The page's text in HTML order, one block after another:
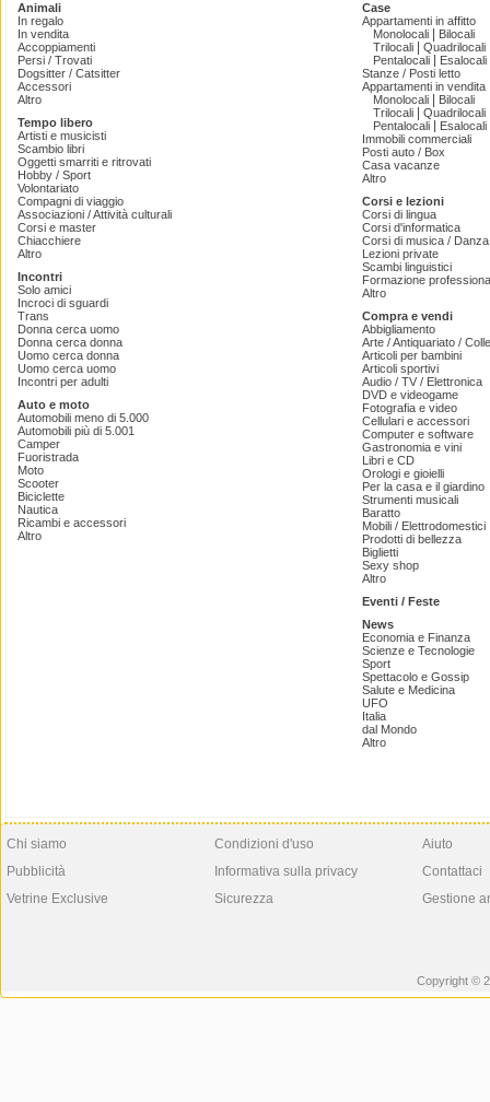
Animali
In regalo
In vendita
Accoppiamenti
Persi / Trovati
Dogsitter / Catsitter
Accessori
Altro
Tempo libero
Artisti e musicisti
Scambio libri
Oggetti smarriti e ritrovati
Hobby / Sport
Volontariato
Compagni di viaggio
Associazioni / Attività culturali
Corsi e master
Chiacchiere
Altro
Incontri
Solo amici
Incroci di sguardi
Trans
Donna cerca uomo
Donna cerca donna
Uomo cerca donna
Uomo cerca uomo
Incontri per adulti
Auto e moto
Automobili meno di 5.000
Automobili più di 5.001
Camper
Fuoristrada
Moto
Scooter
Biciclette
Nautica
Ricambi e accessori
Altro
Case
Appartamenti in affitto
Monolocali
Bilocali
Trilocali
Quadrilocali
Pentalocali
Esalocali
Stanze / Posti letto
Appartamenti in vendita
Monolocali
Bilocali
Trilocali
Quadrilocali
Pentalocali
Esalocali
Immobili commerciali
Posti auto / Box
Casa vacanze
Altro
Corsi e lezioni
Corsi di lingua
Corsi d'informatica
Corsi di musica /
Lezioni private
Scambi linguistici
Formazione
Altro
Compra e vendi
Abbigliamento
Arte / Antiquariato /
Articoli per bambini
Articoli sportivi
Audio / TV / Elettronica
DVD e videogame
Fotografia e video
Cellulari e accessori
Computer e software
Gastronomia e vini
Libri e CD
Orologi e gioielli
Per la casa e il giardino
Strumenti musicali
Baratto
Mobili / Elettrodomestici
Prodotti di bellezza
Biglietti
Sexy shop
Altro
Eventi / Feste
News
Economia e Finanza
Scienze e Tecnologie
Sport
Spettacolo e Gossip
Salute e Medicina
UFO
Italia
dal Mondo
Altro
Chi siamo
Pubblicità
Vetrine Exclusive
Condizioni d'uso
Informativa sulla privacy
Sicurezza
Aiuto
Contattaci
Gestione
Copyright ©